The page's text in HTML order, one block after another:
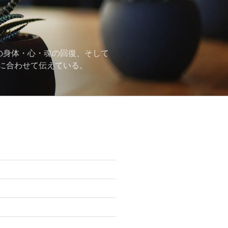
体・心・魂の回復、そして
わせて伝えている。